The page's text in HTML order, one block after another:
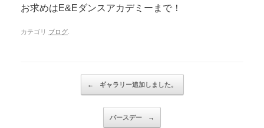
お求めはE&Eダンスアカデミーまで！
カテゴリ ブログ
← ギャラリー追加しました。
バースデー →